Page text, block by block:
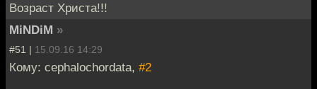
Возраст Христа!!!
MiNDiM »
#51 | 15.09.16 14:29
Кому: cephalochordata, #2